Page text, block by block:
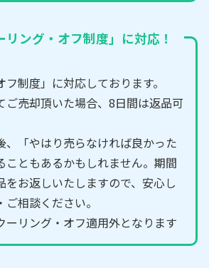
リング・オフ制度」に対応！
フ制度」に対応しております。
ご売却頂いた場合、8日間は返品可
、「やはり売らなければ良かった
こともあるかもしれません。期間
をお返しいたしますので、安心し
相談ください。
リング・オフ適用外となります